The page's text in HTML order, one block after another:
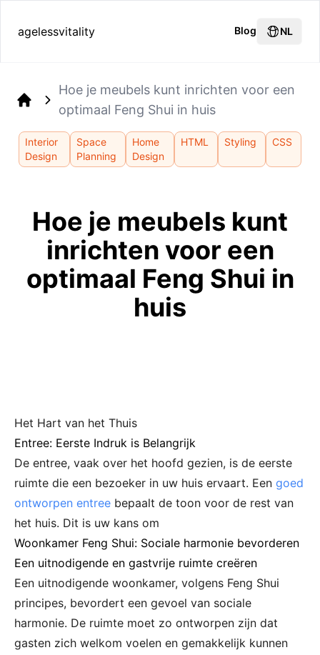
agelessvitality Blog NL
Hoe je meubels kunt inrichten voor een
optimaal Feng Shui in huis
Interior
Design
Space
Planning
Home
Design
HTML Styling CSS
Hoe je meubels kunt
inrichten voor een
optimaal Feng Shui in
huis
Het Hart van het Thuis
Entree: Eerste Indruk is Belangrijk
De entree, vaak over het hoofd gezien, is de eerste
ruimte die een bezoeker in uw huis ervaart. Een goed
ontworpen entree bepaalt de toon voor de rest van
het huis. Dit is uw kans om
Woonkamer Feng Shui: Sociale harmonie bevorderen
Een uitnodigende en gastvrije ruimte creëren
Een uitnodigende woonkamer, volgens Feng Shui
principes, bevordert een gevoel van sociale
harmonie. De ruimte moet zo ontworpen zijn dat
gasten zich welkom voelen en gemakkelijk kunnen